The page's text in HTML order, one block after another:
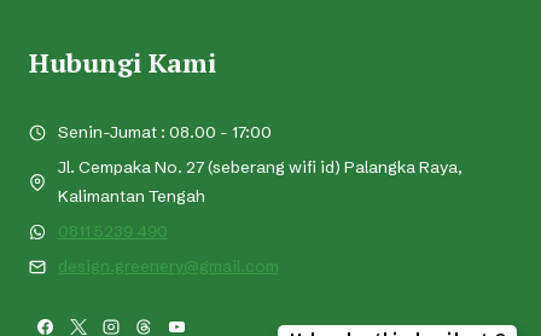
Hubungi Kami
Senin-Jumat : 08.00 - 17:00
Jl. Cempaka No. 27 (seberang wifi id) Palangka Raya,
Kalimantan Tengah
0811 5239 490
design.greenery@gmail.com